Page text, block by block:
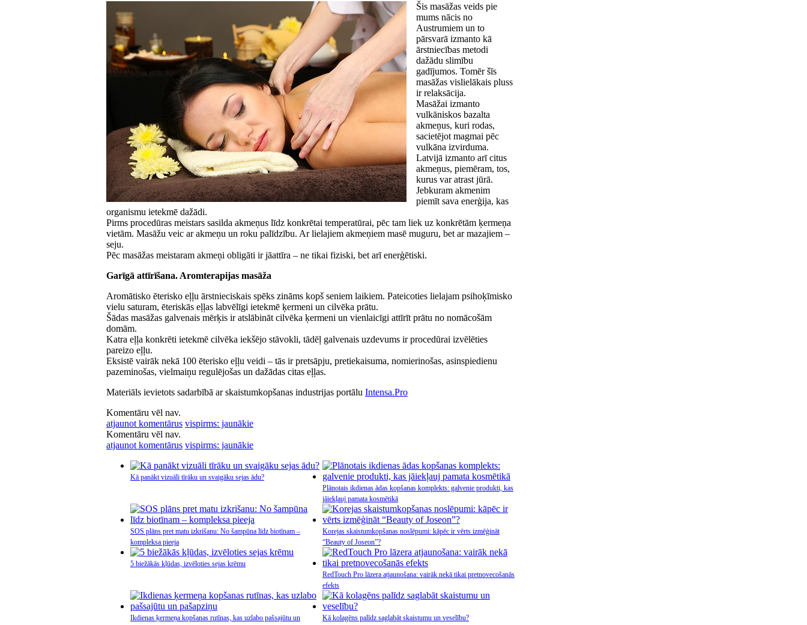
Šis masāžas veids pie
mums nācis no
Austrumiem un to
pārsvarā izmanto kā
ārstniecības metodi
dažādu slimību
gadījumos. Tomēr šīs
masāžas vislielākais pluss
ir relaksācija.
Masāžai izmanto
vulkāniskos bazalta
akmeņus, kuri rodas,
sacietējot magmai pēc
vulkāna izvirduma.
Latvijā izmanto arī citus
akmeņus, piemēram, tos,
kurus var atrast jūrā.
Jebkuram akmenim
piemīt sava enerģija, kas
organismu ietekmē dažādi.
Pirms procedūras meistars sasilda akmeņus līdz konkrētai temperatūrai, pēc tam liek uz konkrētām ķermeņa
vietām. Masāžu veic ar akmeņu un roku palīdzību. Ar lielajiem akmeņiem masē muguru, bet ar mazajiem –
seju.
Pēc masāžas meistaram akmeņi obligāti ir jāattīra – ne tikai fiziski, bet arī enerģētiski.
Garīgā attīrīšana. Aromterapijas masāža
Aromātisko ēterisko eļļu ārstnieciskais spēks zināms kopš seniem laikiem. Pateicoties lielajam psihoķīmisko
vielu saturam, ēteriskās eļļas labvēlīgi ietekmē ķermeni un cilvēka prātu.
Šādas masāžas galvenais mērķis ir atslābināt cilvēka ķermeni un vienlaicīgi attīrīt prātu no nomācošām
domām.
Katra eļļa konkrēti ietekmē cilvēka iekšējo stāvokli, tādēļ galvenais uzdevums ir procedūrai izvēlēties
pareizo eļļu.
Eksistē vairāk nekā 100 ēterisko eļļu veidi – tās ir pretsāpju, pretiekaisuma, nomierinošas, asinspiedienu
pazeminošas, vielmaiņu regulējošas un dažādas citas eļļas.
Materiāls ievietots sadarbībā ar skaistumkopšanas industrijas portālu Intensa.Pro
Komentāru vēl nav.
atjaunot komentārus vispirms: jaunākie
Komentāru vēl nav.
atjaunot komentārus vispirms: jaunākie
Kā panākt vizuāli tīrāku un svaigāku sejas ādu?
Plānotais ikdienas ādas kopšanas komplekts: galvenie produkti, kas
jāiekļauj pamata kosmētikā
SOS plāns pret matu izkrišanu: No šampūna līdz biotīnam –
kompleksa pieeja
Korejas skaistumkopšanas noslēpumi: kāpēc ir vērts izmēģināt
“Beauty of Joseon”?
5 biežākās kļūdas, izvēloties sejas krēmu
RedTouch Pro lāzera atjaunošana: vairāk nekā tikai pretnovecošanās
efekts
Ikdienas ķermeņa kopšanas rutīnas, kas uzlabo pašsajūtu un
Kā kolagēns palīdz saglabāt skaistumu un veselību?